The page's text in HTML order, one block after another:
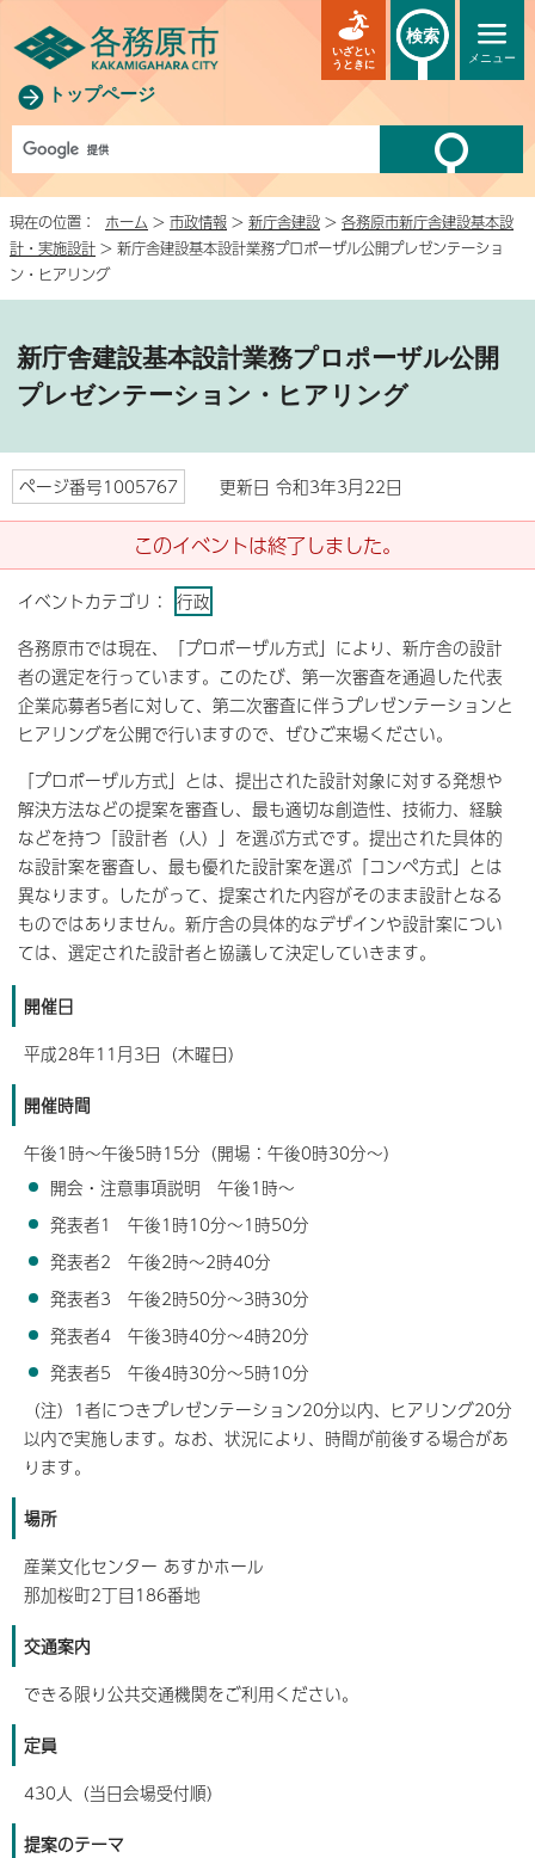
トップページ
メニュー
いざとい
うときに
検索
現在の位置： ホーム > 市政情報 > 新庁舎建設 > 各務原市新庁舎建設基本設
計・実施設計 > 新庁舎建設基本設計業務プロポーザル公開プレゼンテーショ
ン・ヒアリング
新庁舎建設基本設計業務プロポーザル公開
プレゼンテーション・ヒアリング
ページ番号1005767 更新日 令和3年3月22日
このイベントは終了しました。
イベントカテゴリ： 行政
各務原市では現在、「プロポーザル方式」により、新庁舎の設計
者の選定を行っています。このたび、第一次審査を通過した代表
企業応募者5者に対して、第二次審査に伴うプレゼンテーションと
ヒアリングを公開で行いますので、ぜひご来場ください。
「プロポーザル方式」とは、提出された設計対象に対する発想や
解決方法などの提案を審査し、最も適切な創造性、技術力、経験
などを持つ「設計者（人）」を選ぶ方式です。提出された具体的
な設計案を審査し、最も優れた設計案を選ぶ「コンペ方式」とは
異なります。したがって、提案された内容がそのまま設計となる
ものではありません。新庁舎の具体的なデザインや設計案につい
ては、選定された設計者と協議して決定していきます。
開催日
平成28年11月3日（木曜日）
開催時間
午後1時～午後5時15分（開場：午後0時30分～）
開会・注意事項説明 午後1時～
発表者1 午後1時10分～1時50分
発表者2 午後2時～2時40分
発表者3 午後2時50分～3時30分
発表者4 午後3時40分～4時20分
発表者5 午後4時30分～5時10分
（注）1者につきプレゼンテーション20分以内、ヒアリング20分
以内で実施します。なお、状況により、時間が前後する場合があ
ります。
場所
産業文化センター あすかホール
那加桜町2丁目186番地
交通案内
できる限り公共交通機関をご利用ください。
定員
430人（当日会場受付順）
提案のテーマ